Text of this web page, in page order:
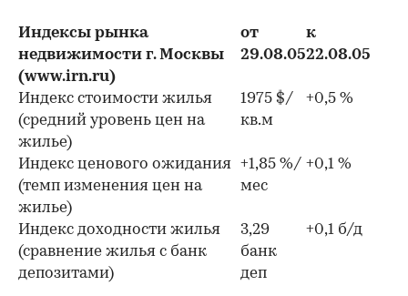
Индексы рынка
недвижимости г. Москвы
(www.irn.ru)
от
29.08.05
к
22.08.05
Индекс стоимости жилья
(средний уровень цен на
жилье)
1975 $/
кв.м
+0,5 %
Индекс ценового ожидания
(темп изменения цен на
жилье)
+1,85 %/
мес
+0,1 %
Индекс доходности жилья
(сравнение жилья с банк
депозитами)
3,29
банк
деп
+0,1 б/д